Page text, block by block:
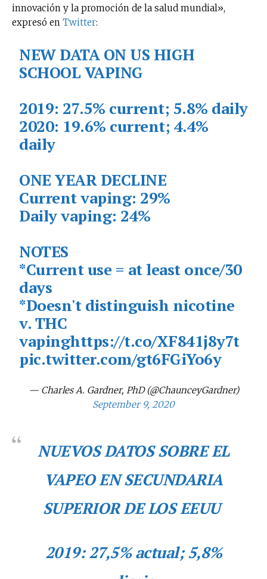
innovación y la promoción de la salud mundial»,
expresó en Twitter:
NEW DATA ON US HIGH
SCHOOL VAPING
2019: 27.5% current; 5.8% daily
2020: 19.6% current; 4.4%
daily
ONE YEAR DECLINE
Current vaping: 29%
Daily vaping: 24%
NOTES
*Current use = at least once/30
days
*Doesn't distinguish nicotine
v. THC
vapinghttps://t.co/XF841j8y7t
pic.twitter.com/gt6FGiYo6y
— Charles A. Gardner, PhD (@ChaunceyGardner)
September 9, 2020
NUEVOS DATOS SOBRE EL
VAPEO EN SECUNDARIA
SUPERIOR DE LOS EEUU
2019: 27,5% actual; 5,8%